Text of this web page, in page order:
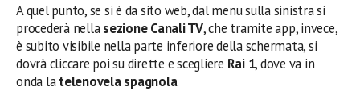
A quel punto, se si è da sito web, dal menu sulla sinistra si
procederà nellasezione Canali TV, che tramite app, invece,
è subito visibile nella parte inferiore della schermata, si
dovrà cliccare poi su dirette e scegliere Rai 1, dove va in
onda latelenovela spagnola.